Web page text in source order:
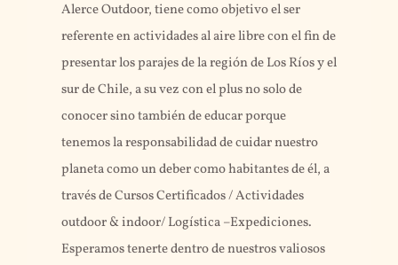
Alerce Outdoor, tiene como objetivo el ser
referente en actividades al aire libre con el fin de
presentar los parajes de la región de Los Ríos y el
sur de Chile, a su vez con el plus no solo de
conocer sino también de educar porque
tenemos la responsabilidad de cuidar nuestro
planeta como un deber como habitantes de él, a
través de Cursos Certificados / Actividades
outdoor & indoor/ Logística –Expediciones.
Esperamos tenerte dentro de nuestros valiosos